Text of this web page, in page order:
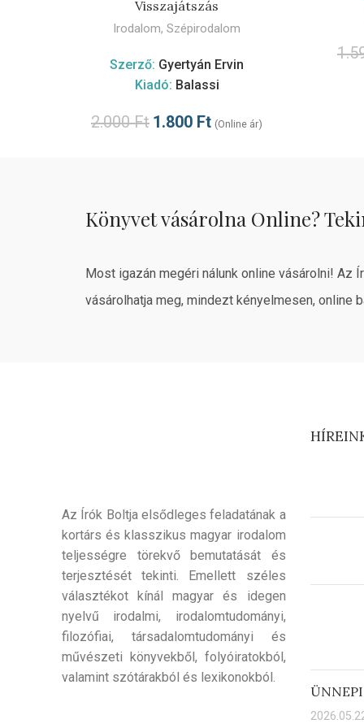
Visszajátszás
Irodalom, Szépirodalom
Szerző: Gyertyán Ervin
Kiadó: Balassi
2.000Ft 1.800 Ft (Online ár)
Könyvet vásárolna Online?
Most igazán megéri nálunk online vásárolni! Az
vásárolhatja meg, mindezt kényelmesen,
Az Írók Boltja elsődleges feladatának a
kortárs és klasszikus magyar irodalom
teljességre törekvő bemutatását és
terjesztését tekinti. Emellett széles
választékot kínál magyar és idegen
nyelvű irodalmi, irodalomtudományi,
filozófiai, társadalomtudományi és
művészeti könyvekből, folyóiratokból,
valamint szótárakból és lexikonokból.